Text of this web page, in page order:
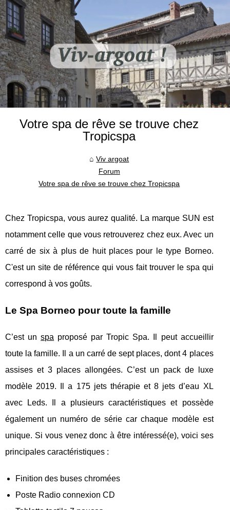
Votre spa de rêve se trouve chez
Tropicspa
Viv argoat
Forum
Votre spa de rêve se trouve chez Tropicspa
Chez Tropicspa, vous aurez qualité. La marque SUN est
notamment celle que vous retrouverez chez eux. Avec un
carré de six à plus de huit places pour le type Borneo.
C'est un site de référence qui vous fait trouver le spa qui
correspond à vos goûts.
Le Spa Borneo pour toute la famille
C’est unspa proposé par Tropic Spa. Il peut accueillir
toute la famille. Il a un carré de sept places, dont 4 places
assises et 3 places allongées. C’est un pack de luxe
modèle 2019. Il a 175 jets thérapie et 8 jets d’eau XL
avec Leds. Il a plusieurs caractéristiques et possède
également un numéro de série car chaque modèle est
unique. Si vous venez donc à être intéressé(e), voici ses
principales caractéristiques :
Finition des buses chromées
Poste Radio connexion CD